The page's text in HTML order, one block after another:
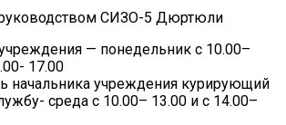
СИЗО-5 Дюртюли
— понедельник с 10.00–
17.00
начальника учреждения курирующий
среда с 10.00– 13.00 и с 14.00–